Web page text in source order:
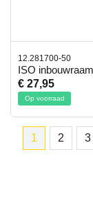
12.281700-50
ISO
€ 27,95
Op voorraad
1 2 3